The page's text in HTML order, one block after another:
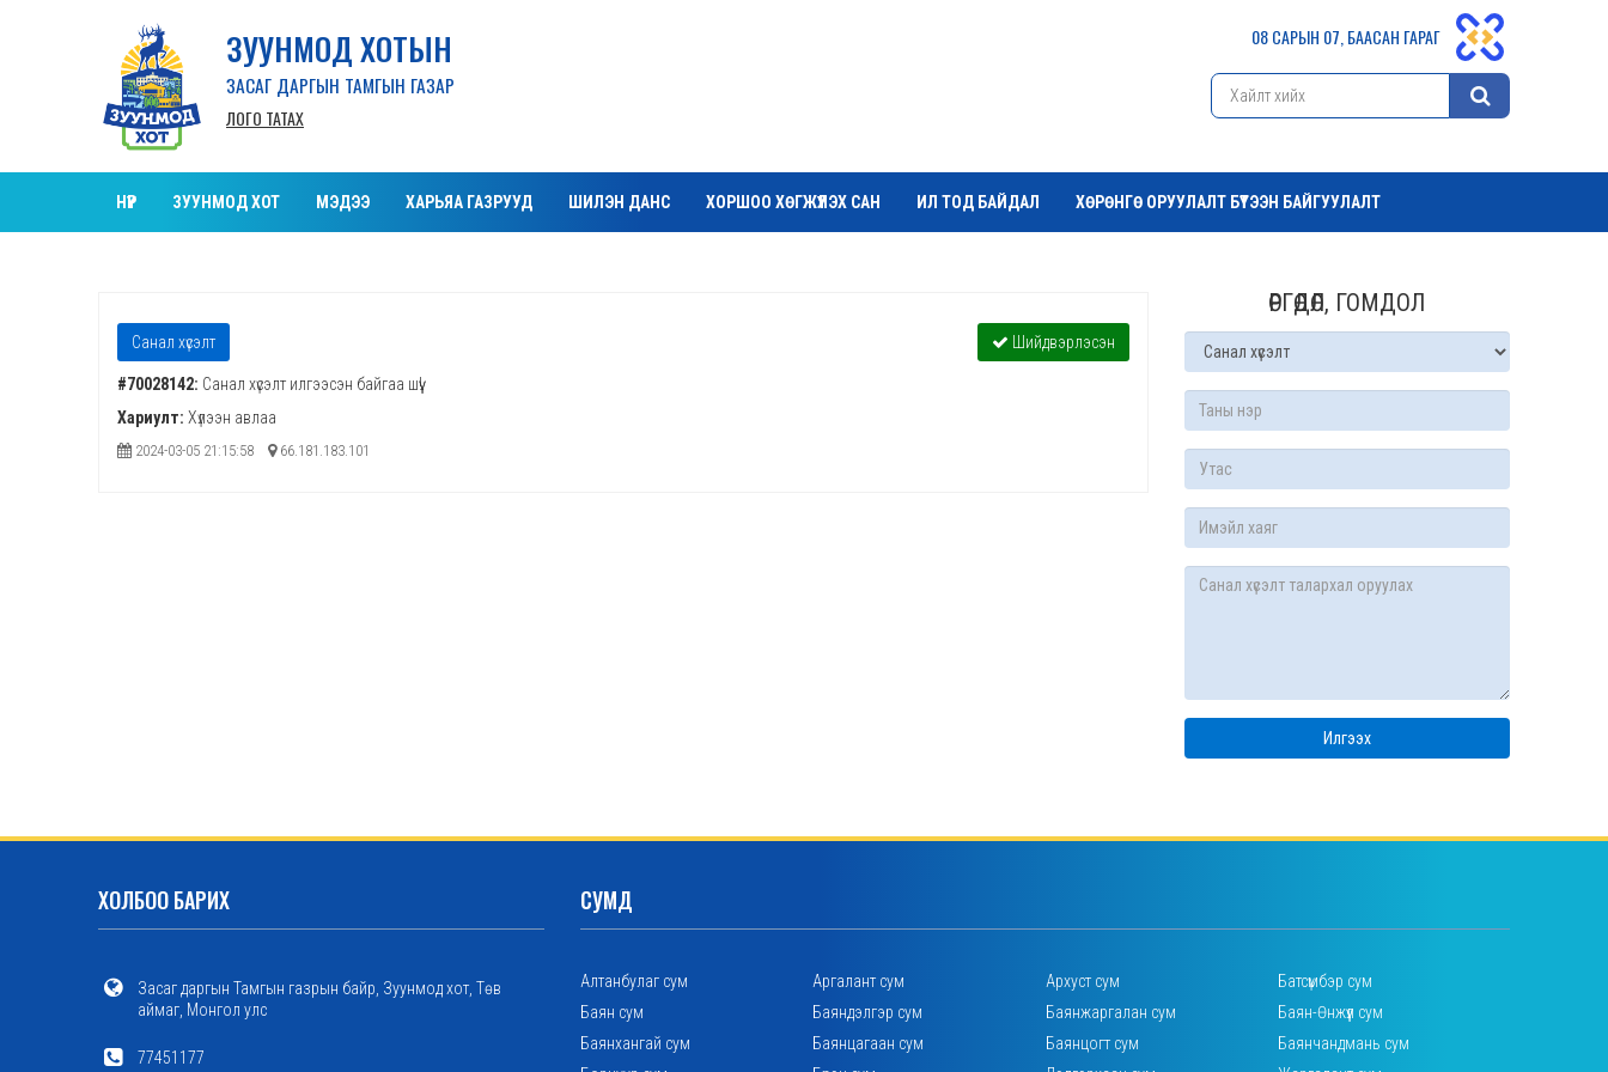
ЗУУНМОД ХОТЫН
ЗАСАГ ДАРГЫН ТАМГЫН ГАЗАР
ЛОГО ТАТАХ
08 САРЫН 07, БААСАН ГАРАГ
НҮҮР ЗУУНМОД ХОТ МЭДЭЭ ХАРЬЯА ГАЗРУУД ШИЛЭН ДАНС ХОРШОО ХӨГЖҮҮЛЭХ САН ИЛ ТОД БАЙДАЛ ХӨРӨНГӨ ОРУУЛАЛТ БҮТЭЭН БАЙГУУЛАЛТ
Санал хүсэлт Шийдвэрлэсэн
#70028142: Санал хүсэлт илгээсэн байгаа шүү!
Хариулт: Хүлээн авлаа
2024-03-05 21:15:58 66.181.183.101
ӨРГӨДӨЛ, ГОМДОЛ
ХОЛБОО БАРИХ
Засаг даргын Тамгын газрын байр, Зуунмод хот, Төв
аймаг, Монгол улс
77451177
СУМД
Алтанбулаг сум Аргалант сум Архуст сум
Батсүмбэр сум
Баян сум
Баяндэлгэр сум Баянжаргалан сум
Баян-Өнжүүл сум
Баянхангай сум
Баянцагаан сум Баянцогт сум
Баянчандмань сум